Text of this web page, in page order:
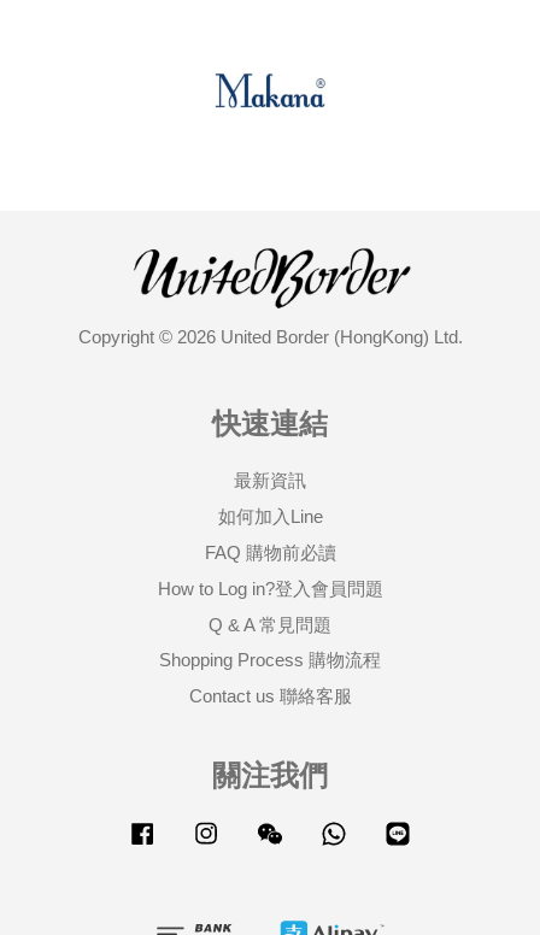
Copyright © 2026 United Border (HongKong) Ltd.
快速連結
最新資訊
如何加入Line
FAQ 購物前必讀
How to Log in?登入會員問題
Q & A 常見問題
Shopping Process 購物流程
Contact us 聯絡客服
關注我們
Facebook Instagram Wechat Whatsapp